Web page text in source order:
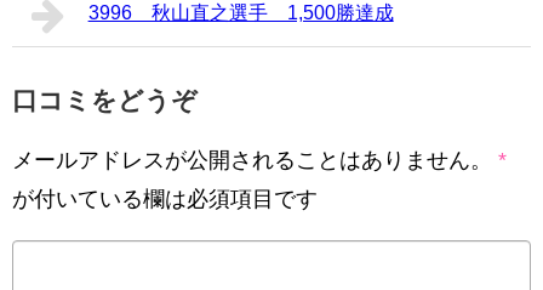
3996 秋山直之選手 1,500勝達成
口コミをどうぞ
メールアドレスが公開されることはありません。
*
が付いている欄は必須項目です